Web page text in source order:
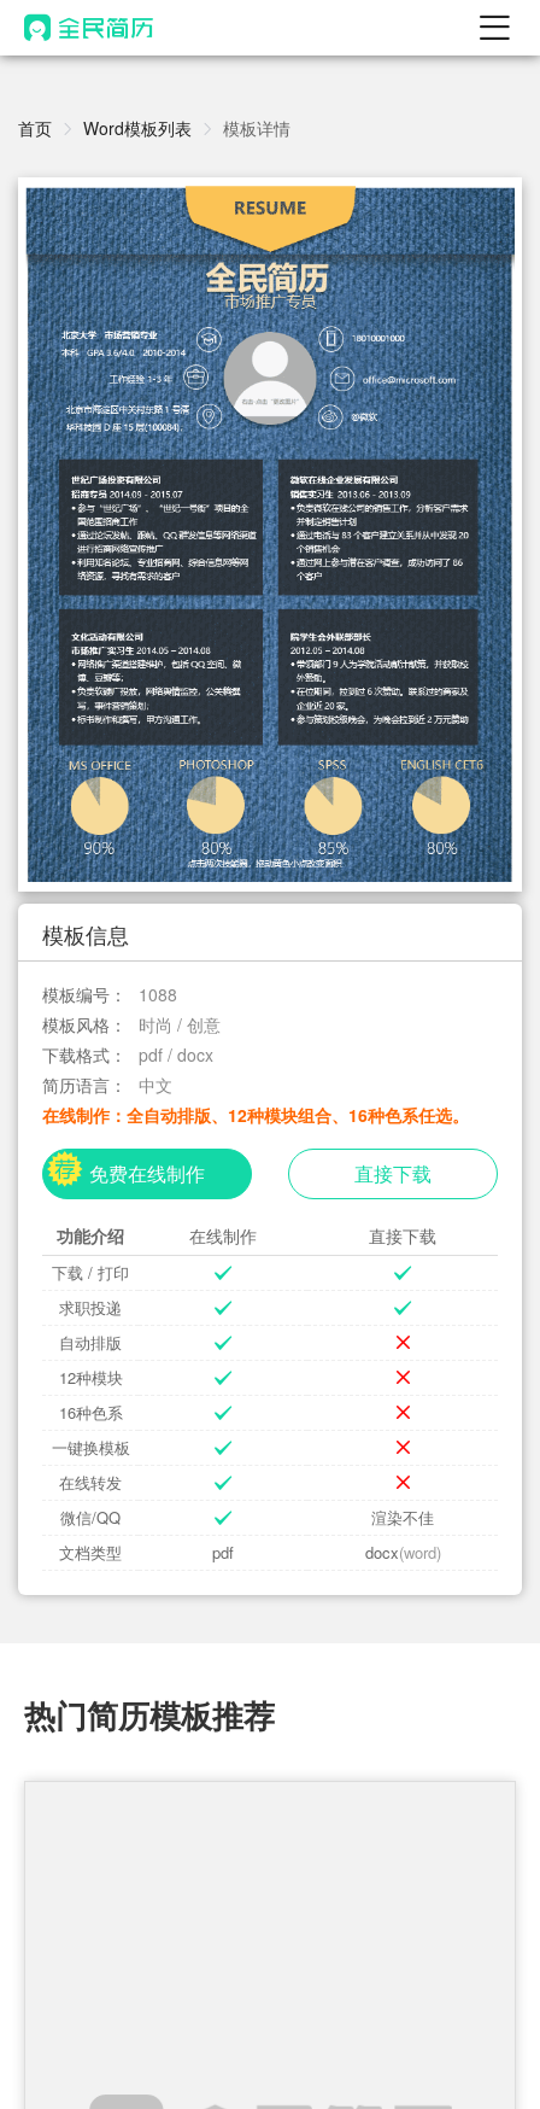
AI 简历工具 热门
AI 生成简历
AI 优化简历
AI 翻译简历
AI 诊断简历
AI 模拟面试
面试自我介绍
AI 职场工具 New
简历模板
简历教程
登录 / 注册
首页 Word模板列表 模板详情
模板信息
模板编号：
1088
模板风格：
时尚 / 创意
下载格式：
pdf / docx
简历语言：
中文
在线制作：全自动排版、12种模块组合、16种色系任选。
免费在线制作 直接下载
功能介绍 在线制作 直接下载
下载 / 打印
求职投递
自动排版
12种模块
16种色系
一键换模板
在线转发
微信/QQ
渲染不佳
文档类型
pdf docx(word)
热门简历模板推荐